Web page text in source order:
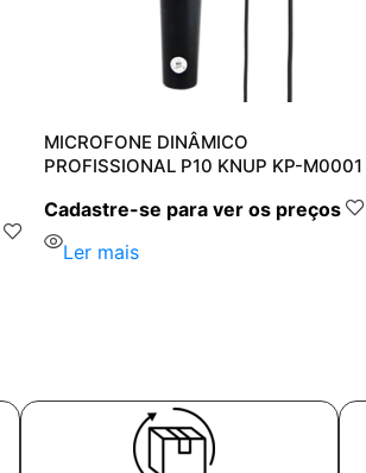
MICROFONE DINÂMICO
PROFISSIONAL P10 KNUP KP-M0001
Cadastre-se para ver os preços
Ler mais